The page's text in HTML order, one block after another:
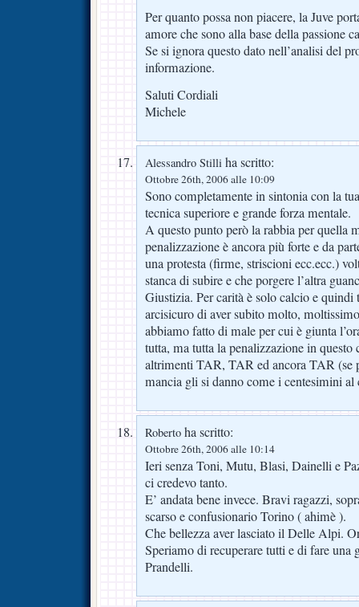
Per quanto possa non piacere, la Juve
amore che sono alla base della passione
Se si ignora questo dato nell’analisi del
informazione.
Saluti Cordiali
Michele
Alessandro Stilli ha scritto:
Ottobre 26th, 2006 alle 10:09
Sono completamente in sintonia con la
tecnica superiore e grande forza mentale.
A questo punto però la rabbia per quella
penalizzazione è ancora più forte e da
una protesta (firme, striscioni ecc.ecc.)
stanca di subire e che porgere l’altra
Giustizia. Per carità è solo calcio e
arcisicuro di aver subito molto,
abbiamo fatto di male per cui è giunta
tutta, ma tutta la penalizzazione in questo
altrimenti TAR, TAR ed ancora TAR (se
mancia gli si danno come i centesimini al
Roberto ha scritto:
Ottobre 26th, 2006 alle 10:14
Ieri senza Toni, Mutu, Blasi, Dainelli e
ci credevo tanto.
E’ andata bene invece. Bravi ragazzi,
scarso e confusionario Torino ( ahimè ).
Che bellezza aver lasciato il Delle Alpi.
Speriamo di recuperare tutti e di fare una
Prandelli.